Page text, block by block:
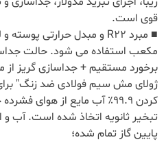
قوی است.
مکعب استفاده می شود. حالت
برخورد مستقیم + جداسازی گریز
ژولای مش سیم فولادی ضد زنگ" برای
کردن 99.9٪ آب مایع از هوای
تبخیر ثانویه اتخاذ شده است. آب
پایین گاز تمام شده؛